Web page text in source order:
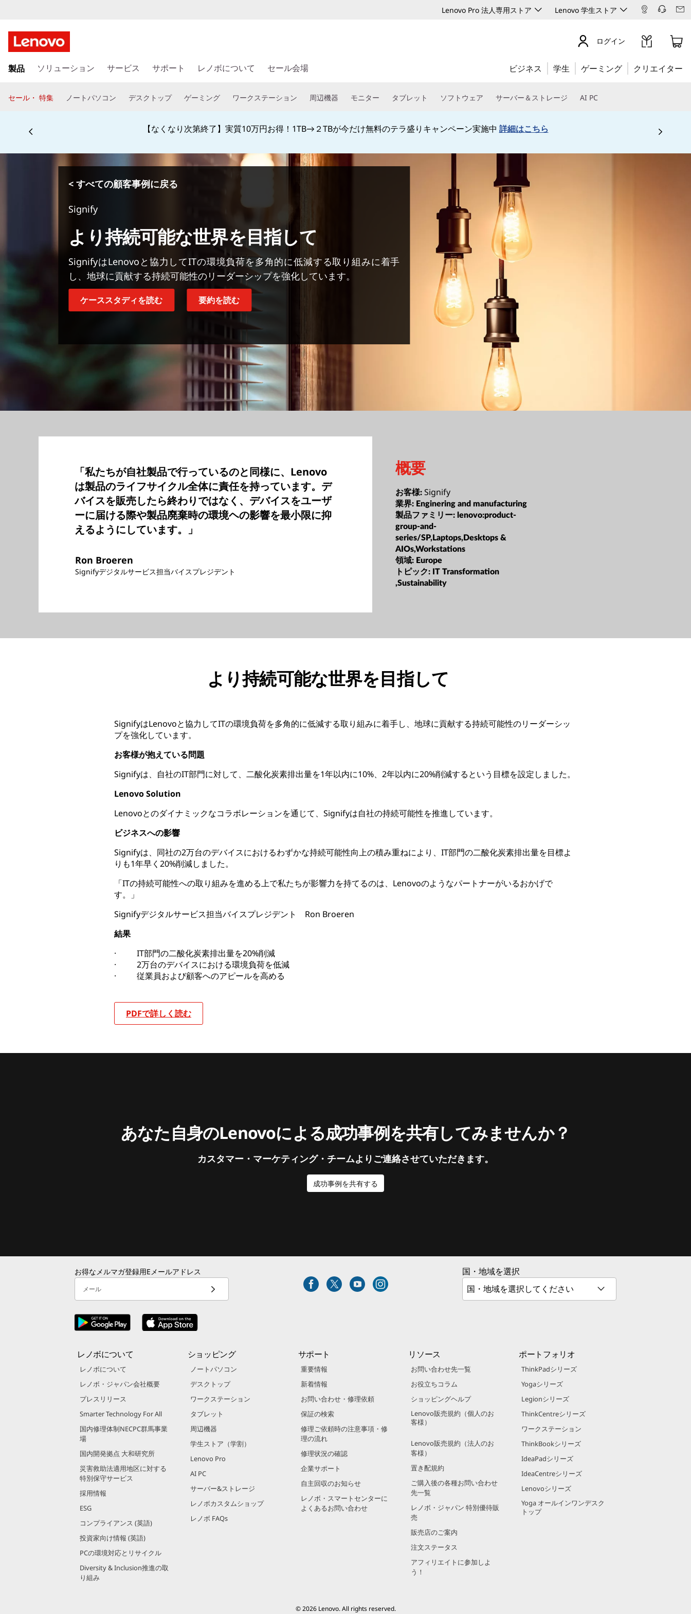
Lenovo Pro 法人専用ストア Lenovo 学生ストア
イ
コ
ン
に
ログイン
製品 ソリューション サービス サポート レノボについて セール会場 ビジネス 学生 ゲーミング クリエイター
セール・ 特集 ノートパソコン デスクトップ ゲーミング ワークステーション 周辺機器 モニター タブレット ソフトウェア サーバー＆ストレージ AI PC
学生、保護者、教職員、予備校生なら特別割引でご購入頂けます！学生向け学生ストアは こちら
< すべての顧客事例に戻る
Signify
より持続可能な世界を目指して
SignifyはLenovoと協力してITの環境負荷を多角的に低減する取り組みに着手
し、地球に貢献する持続可能性のリーダーシップを強化しています。
ケーススタディを読む 要約を読む
「私たちが自社製品で行っているのと同様に、Lenovo
は製品のライフサイクル全体に責任を持っています。デ
バイスを販売したら終わりではなく、デバイスをユーザ
ーに届ける際や製品廃棄時の環境ヘの影響を最小限に抑
えるようにしています。」
Ron Broeren
Signifyデジタルサービス担当バイスプレジデント
概要
お客様:Signify
業界: Enginering and manufacturing
製品ファミリー: lenovo:product-
group-and-
series/SP,Laptops,Desktops &
AIOs,Workstations
領域: Europe
トピック: IT Transformation
,Sustainability
より持続可能な世界を目指して
SignifyはLenovoと協力してITの環境負荷を多角的に低減する取り組みに着手し、地球に貢献する持続可能性のリーダーシッ
プを強化しています。
お客様が抱えている問題
Signifyは、自社のIT部門に対して、二酸化炭素排出量を1年以内に10%、2年以内に20%削減するという目標を設定しました。
Lenovo Solution
Lenovoとのダイナミックなコラボレーションを通じて、Signifyは自社の持続可能性を推進しています。
ビジネスへの影響
Signifyは、同社の2万台のデバイスにおけるわずかな持続可能性向上の積み重ねにより、IT部門の二酸化炭素排出量を目標よ
りも1年早く20%削減しました。
「ITの持続可能性への取り組みを進める上で私たちが影響力を持てるのは、Lenovoのようなパートナーがいるおかげで
す。」
Signifyデジタルサービス担当バイスプレジデント Ron Broeren
結果
· IT部門の二酸化炭素排出量を20%削減
· 2万台のデバイスにおける環境負荷を低減
· 従業員および顧客へのアピールを高める
PDFで詳しく読む
あなた自身のLenovoによる成功事例を共有してみませんか？
カスタマー・マーケティング・チームよりご連絡させていただきます。
成功事例を共有する
お得なメルマガ登録用Eメールアドレス
メール
国・地域を選択
レノボについて
レノボについて
レノボ・ジャパン会社概要
プレスリリース
Smarter Technology For All
国内修理体制NECPC群馬事業
場
国内開発拠点 大和研究所
災害救助法適用地区に対する
特別保守サービス
採用情報
ESG
コンプライアンス (英語)
投資家向け情報 (英語)
PCの環境対応とリサイクル
Diversity & Inclusion推進の取
り組み
ショッピング
ノートパソコン
デスクトップ
ワークステーション
タブレット
周辺機器
学生ストア（学割）
Lenovo Pro
AI PC
サーバー&ストレージ
レノボカスタムショップ
レノボ FAQs
サポート
重要情報
新着情報
お問い合わせ・修理依頼
保証の検索
修理ご依頼時の注意事項・修
理の流れ
修理状況の確認
企業サポート
自主回収のお知らせ
レノボ・スマートセンターに
よくあるお問い合わせ
リソース
お問い合わせ先一覧
お役立ちコラム
ショッピングヘルプ
Lenovo販売規約（個人のお
客様）
Lenovo販売規約（法人のお
客様）
置き配規約
ご購入後の各種お問い合わせ
先一覧
レノボ・ジャパン 特別優待販
売
販売店のご案内
注文ステータス
アフィリエイトに参加しよ
う！
ポートフォリオ
ThinkPadシリーズ
Yogaシリーズ
Legionシリーズ
ThinkCentreシリーズ
ワークステーション
ThinkBookシリーズ
IdeaPadシリーズ
IdeaCentreシリーズ
Lenovoシリーズ
Yoga オールインワンデスク
トップ
© 2026 Lenovo. All rights reserved.